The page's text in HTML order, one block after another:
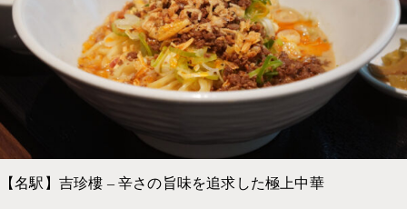
お知らせ
働きかた
制作実績一覧
ロゴデザイン
クリエイティブ
ブランドサイト
ブランディング
採用サイト
福利厚生一覧
福利厚生
グルメ
【名駅】吉珍樓 – 辛さの旨味を追求した極上中華